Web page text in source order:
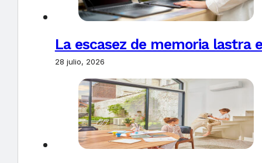
La escasez de memoria lastra
28 julio, 2026